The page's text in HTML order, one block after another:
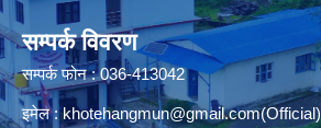
सम्पर्क विवरण
सम्पर्क फोन : 036-413042
इमेल :khotehangmun@gmail.com(Official)